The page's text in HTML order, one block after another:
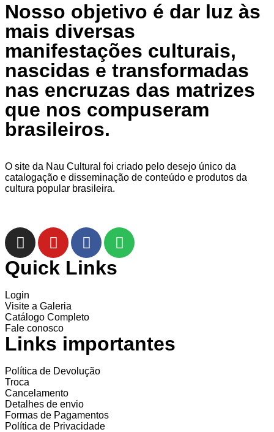
Nosso objetivo é dar luz às
mais diversas
manifestações culturais,
nascidas e transformadas
nas encruzas das matrizes
que nos compuseram
brasileiros.
O site da Nau Cultural foi criado pelo desejo único da
catalogação e disseminação de conteúdo e produtos da
cultura popular brasileira.
Quick Links
Login
Visite a Galeria
Catálogo Completo
Fale conosco
Links importantes
Política de Devolução
Troca
Cancelamento
Detalhes de envio
Formas de Pagamentos
Política de Privacidade